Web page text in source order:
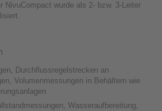
NivuCompact wurde als 2- bzw. 3-Leiter
Durchflussregelstrecken an
Volumenmessungen in Behältern wie
Wasseraufbereitung,